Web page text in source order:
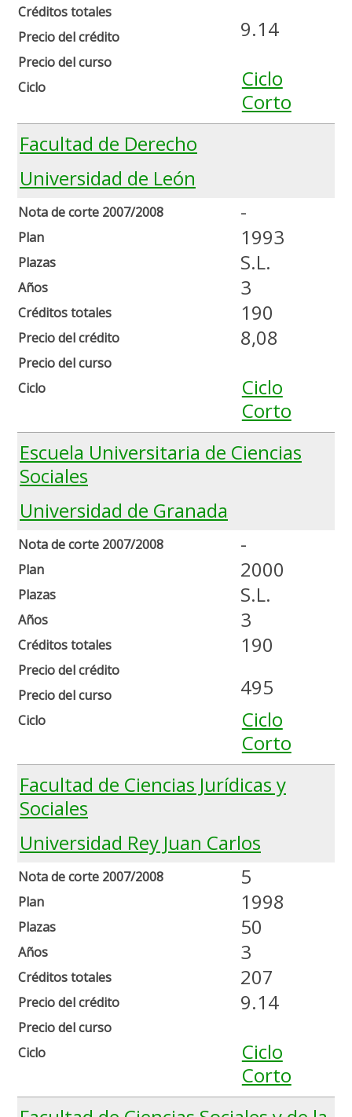
Créditos totales
Precio del crédito
Precio del curso
Ciclo
9.14
Ciclo
Corto
Facultad de Derecho
Universidad de León
Nota de corte 2007/2008
Plan
Plazas
Años
Créditos totales
Precio del crédito
Precio del curso
Ciclo
-
1993
S.L.
3
190
8,08
Ciclo
Corto
Escuela Universitaria de Ciencias
Sociales
Universidad de Granada
Nota de corte 2007/2008
Plan
Plazas
Años
Créditos totales
Precio del crédito
Precio del curso
Ciclo
-
2000
S.L.
3
190
495
Ciclo
Corto
Facultad de Ciencias Jurídicas y
Sociales
Universidad Rey Juan Carlos
Nota de corte 2007/2008
Plan
Plazas
Años
Créditos totales
Precio del crédito
Precio del curso
Ciclo
5
1998
50
3
207
9.14
Ciclo
Corto